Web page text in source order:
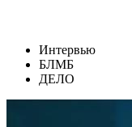
Интервью
БЛМБ
ДЕЛО